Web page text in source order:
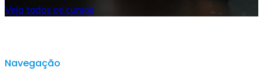
Veja todos os cursos
Navegação